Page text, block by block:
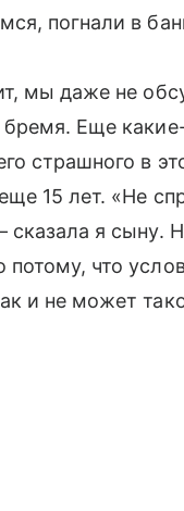
погнали в
мы даже не
Еще
страшного в
15 лет. «Не
я сыну.
что
и не может